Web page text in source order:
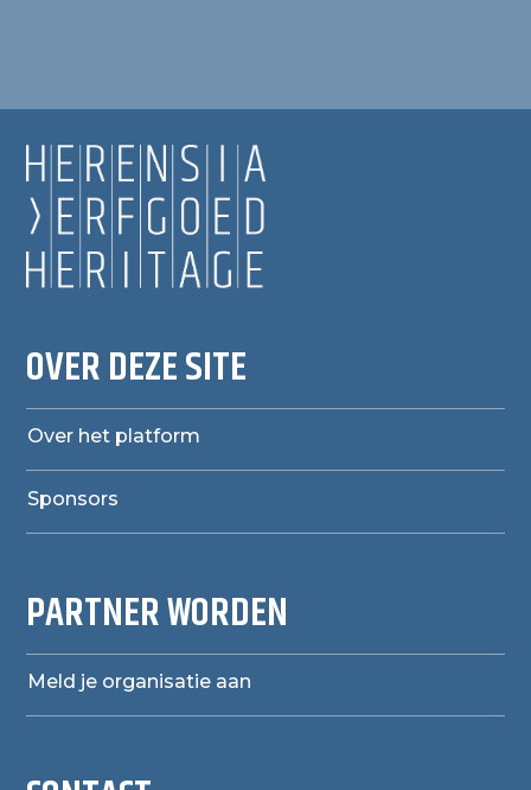
OVER DEZE SITE
Over het platform
Sponsors
PARTNER WORDEN
Meld je organisatie aan